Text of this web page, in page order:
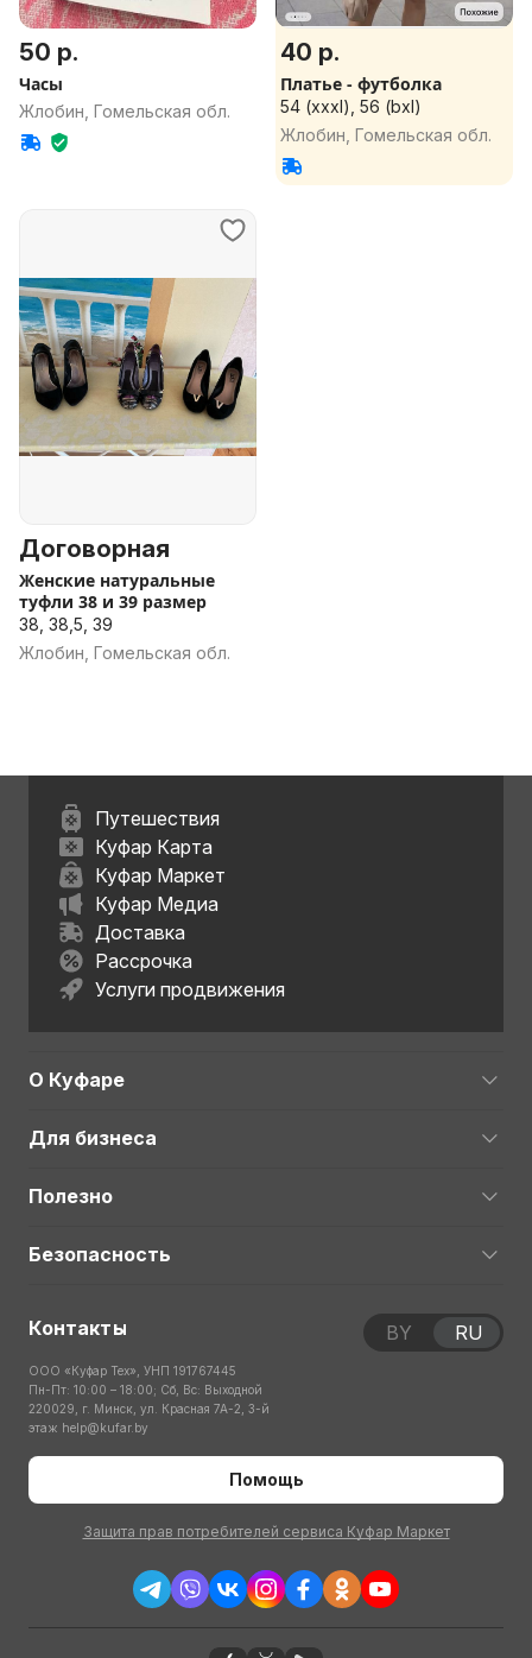
50 р.
Часы
Жлобин, Гомельская обл.
40 р.
Платье - футболка
54 (xxxl), 56 (bxl)
Жлобин, Гомельская обл.
Договорная
Женские натуральные
туфли 38 и 39 размер
38, 38,5, 39
Жлобин, Гомельская обл.
Путешествия
Куфар Карта
Куфар Маркет
Куфар Медиа
Доставка
Рассрочка
Услуги продвижения
О Куфаре
Для бизнеса
Полезно
Безопасность
Контакты
ООО «Куфар Тех», УНП 191767445
Пн-Пт: 10:00 – 18:00; Сб, Вс: Выходной
220029, г. Минск, ул. Красная 7А-2, 3-й
этаж help@kufar.by
Помощь
Защита прав потребителей сервиса Куфар Маркет
BY RU